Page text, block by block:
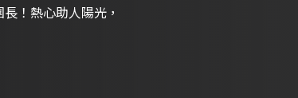
！熱心助人陽光，